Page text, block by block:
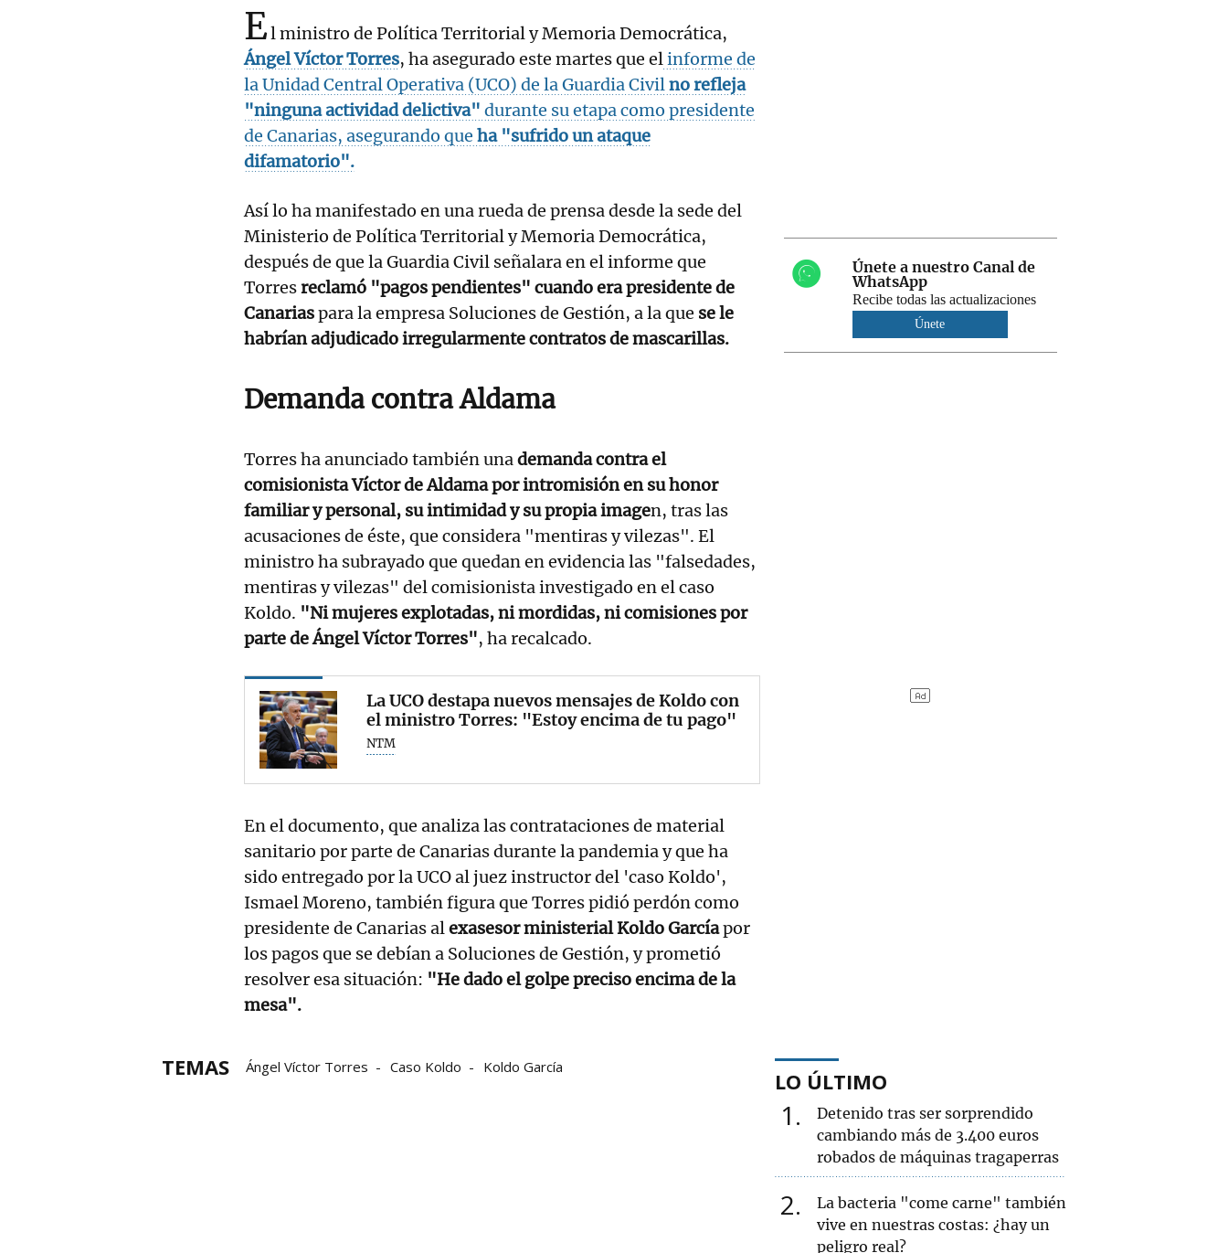
El ministro de Política Territorial y Memoria Democrática,
Ángel Víctor Torres, ha asegurado este martes que elinforme de
la Unidad Central Operativa (UCO) de la Guardia Civilno refleja
"ninguna actividad delictiva" durante su etapa como presidente
de Canarias, asegurando que ha "sufrido un ataque
difamatorio".
Así lo ha manifestado en una rueda de prensa desde la sede del
Ministerio de Política Territorial y Memoria Democrática,
después de que la Guardia Civil señalara en el informe que
Torresreclamó "pagos pendientes" cuando era presidente de
Canariaspara la empresa Soluciones de Gestión, a la que se le
habrían adjudicado irregularmente contratos de mascarillas.
Demanda contra Aldama
Torres ha anunciado también unademanda contra el
comisionista Víctor de Aldama por intromisión en su honor
familiar y personal, su intimidad y su propia imagen, tras las
acusaciones de éste, que considera "mentiras y vilezas". El
ministro ha subrayado que quedan en evidencia las "falsedades,
mentiras y vilezas" del comisionista investigado en el caso
Koldo. "Ni mujeres explotadas, ni mordidas, ni comisiones por
parte de Ángel Víctor Torres", ha recalcado.
La UCO destapa nuevos mensajes de Koldo con
el ministro Torres: "Estoy encima de tu pago"
NTM
En el documento, que analiza las contrataciones de material
sanitario por parte de Canarias durante la pandemia y que ha
sido entregado por la UCO al juez instructor del 'caso Koldo',
Ismael Moreno, también figura que Torres pidió perdón como
presidente de Canarias alexasesor ministerial Koldo Garcíapor
los pagos que se debían a Soluciones de Gestión, y prometió
resolver esa situación: "He dado el golpe preciso encima de la
mesa".
TEMAS Ángel Víctor Torres Caso Koldo Koldo García
Únete a nuestro Canal de
WhatsApp
Recibe todas las actualizaciones
Únete
LO ÚLTIMO
1
Detenido tras ser sorprendido
cambiando más de 3.400 euros
robados de máquinas tragaperras
2
La bacteria "come carne" también
vive en nuestras costas: ¿hay un
peligro real?